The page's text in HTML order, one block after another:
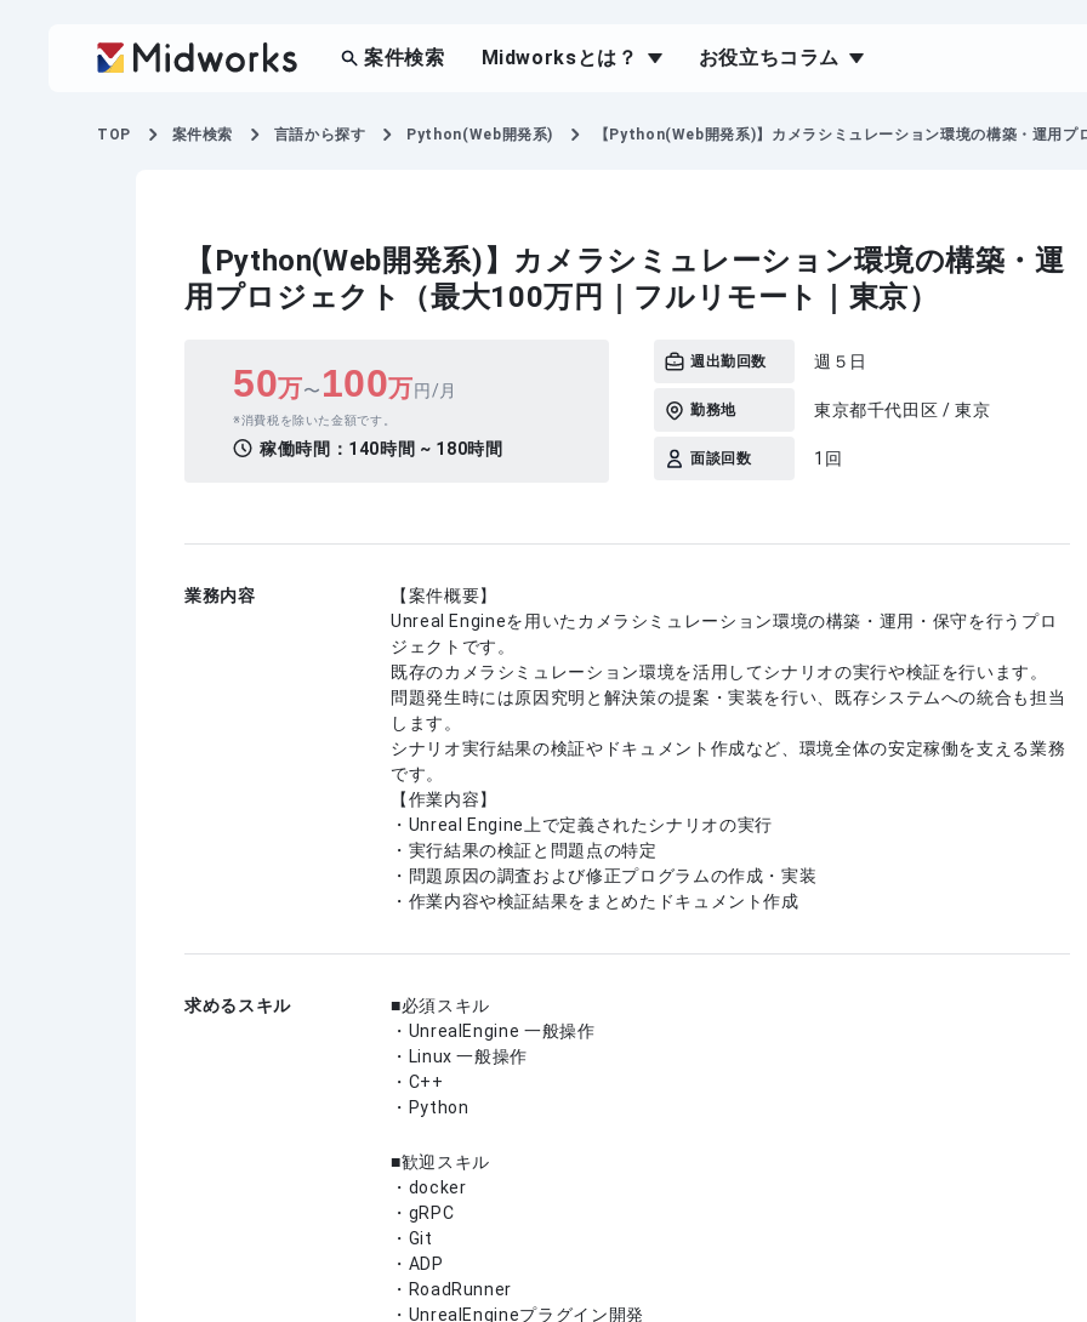
案件検索 Midworksとは？ お役立ちコラム
TOP 案件検索 言語から探す Python(Web開発系) 【Python(Web開発系)】カメラシミュレーション環境の構築・運用プ
【Python(Web開発系)】カメラシミュレーション環境の構築・運
用プロジェクト（最大100万円｜フルリモート｜東京）
50万〜 100万円/月
消費税を除いた金額です。
稼働時間： 140時間 ~ 180時間
週出勤回数 週５日
勤務地 東京都千代田区 / 東京
面談回数 1回
業務内容
【案件概要】
Unreal Engineを用いたカメラシミュレーション環境の構築・運用・保守を行うプロ
ジェクトです。
既存のカメラシミュレーション環境を活用してシナリオの実行や検証を行います。
問題発生時には原因究明と解決策の提案・実装を行い、既存システムへの統合も担当
します。
シナリオ実行結果の検証やドキュメント作成など、環境全体の安定稼働を支える業務
です。
【作業内容】
・Unreal Engine上で定義されたシナリオの実行
・実行結果の検証と問題点の特定
・問題原因の調査および修正プログラムの作成・実装
・作業内容や検証結果をまとめたドキュメント作成
求めるスキル
必須スキル
・UnrealEngine 一般操作
・Linux 一般操作
・C++
・Python
歓迎スキル
・docker
・gRPC
・Git
・ADP
・RoadRunner
・UnrealEngineプラグイン開発